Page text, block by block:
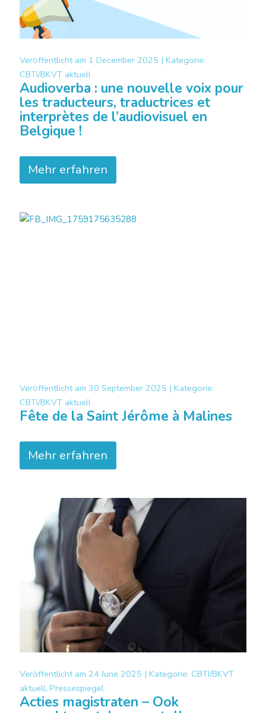
Veröffentlicht am 1 December 2025 | Kategorie:
CBTI/BKVT aktuell
Audioverba : une nouvelle voix pour
les traducteurs, traductrices et
interprètes de l’audiovisuel en
Belgique !
Mehr erfahren
Veröffentlicht am 30 September 2025 | Kategorie:
CBTI/BKVT aktuell
Fête de la Saint Jérôme à Malines
Mehr erfahren
Veröffentlicht am 24 June 2025 | Kategorie: CBTI/BKVT
aktuell, Pressespiegel
Acties magistraten – Ook